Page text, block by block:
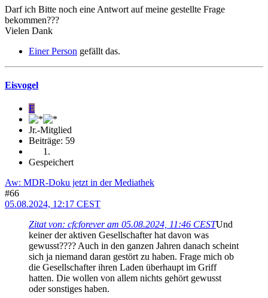
Darf ich Bitte noch eine Antwort auf meine gestellte Frage
bekommen???
Vielen Dank
Einer Person gefällt das.
Eisvogel
E
Jr.-Mitglied
Beiträge: 59
Gespeichert
Aw: MDR-Doku jetzt in der Mediathek
#66
05.08.2024, 12:17 CEST
Zitat von: cfcforever am 05.08.2024, 11:46 CESTUnd
keiner der aktiven Gesellschafter hat davon was
gewusst???? Auch in den ganzen Jahren danach scheint
sich ja niemand daran gestört zu haben. Frage mich ob
die Gesellschafter ihren Laden überhaupt im Griff
hatten. Die wollen von allem nichts gehört gewusst
oder sonstiges haben.